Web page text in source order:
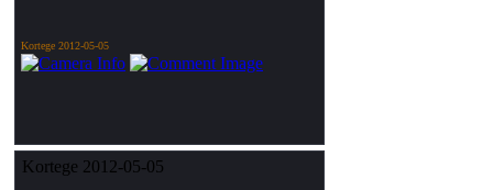
Kortege 2012-05-05
Kortege 2012-05-05